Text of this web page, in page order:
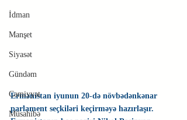
İdman
Manşet
Siyasət
Gündəm
Cəmiyyət
Müsahibə
Ermənistan iyunun 20-də növbədənkənar
parlament seçkiləri keçirməyə hazırlaşır.